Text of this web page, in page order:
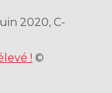
2020, C-
! ©